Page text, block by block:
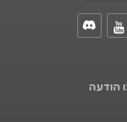
הודעה